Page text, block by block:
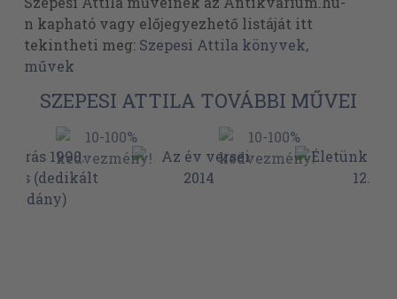
n kapható vagy előjegyezhető listáját itt
tekintheti meg: Szepesi Attila könyvek,
művek
SZEPESI ATTILA TOVÁBBI MŰVEI